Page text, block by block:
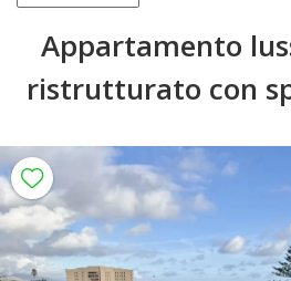
Appartamento
ristrutturato con